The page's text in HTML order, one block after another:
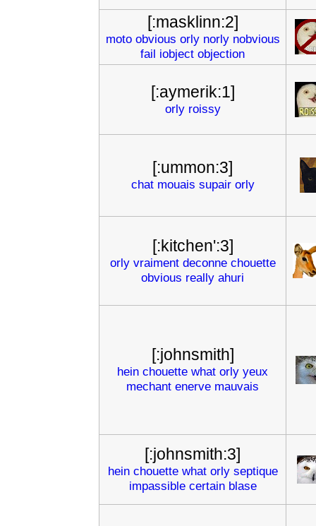
[:masklinn:2]
moto obvious orly norly nobvious
fail iobject objection
[:aymerik:1]
orly roissy
[:ummon:3]
chat mouais supair orly
[:kitchen':3]
orly vraiment deconne chouette
obvious really ahuri
[:johnsmith]
hein chouette what orly yeux
mechant enerve mauvais
[:johnsmith:3]
hein chouette what orly septique
impassible certain blase